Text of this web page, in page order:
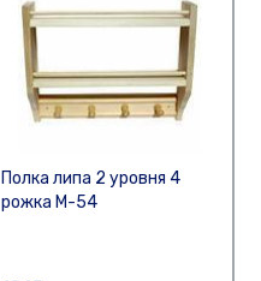
Полка липа 2 уровня 4
рожка М-54